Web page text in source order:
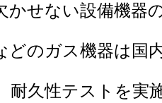
かせない設備機器
どのガス機器は国
耐久性テストを実